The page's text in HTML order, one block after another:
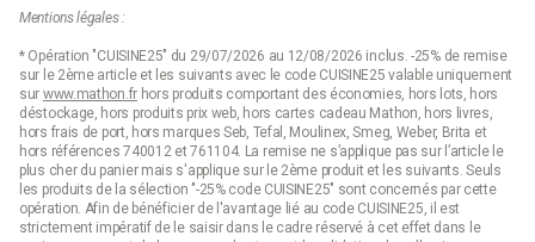
Mentions légales :
* Opération "CUISINE25" du 29/07/2026 au 12/08/2026 inclus. -25% de remise
sur le 2ème article et les suivants avec le code CUISINE25 valable uniquement
sur www.mathon.frhors produits comportant des économies, hors lots, hors
déstockage, hors produits prix web, hors cartes cadeau Mathon, hors livres,
hors frais de port, hors marques Seb, Tefal, Moulinex, Smeg, Weber, Brita et
hors références 740012 et 761104. La remise ne s’applique pas sur l’article le
plus cher du panier mais s'applique sur le 2ème produit et les suivants. Seuls
les produits de la sélection "-25% code CUISINE25" sont concernés par cette
opération. Afin de bénéficier de l'avantage lié au code CUISINE25, il est
strictement impératif de le saisir dans le cadre réservé à cet effet dans le